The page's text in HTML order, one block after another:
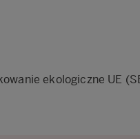
ekologiczne UE